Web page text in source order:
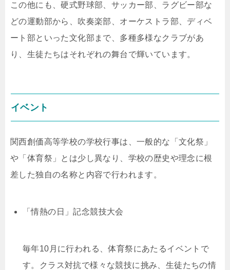
この他にも、硬式野球部、サッカー部、ラグビー部な
どの運動部から、吹奏楽部、オーケストラ部、ディベ
ート部といった文化部まで、多種多様なクラブがあ
り、生徒たちはそれぞれの舞台で輝いています。
イベント
関西創価高等学校の学校行事は、一般的な「文化祭」
や「体育祭」とは少し異なり、学校の歴史や理念に根
差した独自の名称と内容で行われます。
「情熱の日」記念競技大会
毎年10月に行われる、体育祭にあたるイベントで
す。クラス対抗で様々な競技に挑み、生徒たちの情